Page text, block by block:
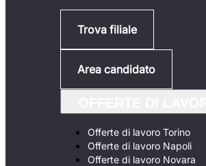
Trova filiale
Area candidato
Offerte di lavoro Torino
Offerte di lavoro Napoli
Offerte di lavoro Novara